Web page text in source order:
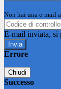
Non hai una e-mail
E-mail inviata, si
Errore
Chiudi
Successo